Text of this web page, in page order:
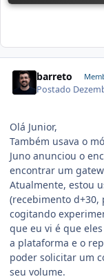
barreto
Postado
Olá Junior,
Também usava o
Juno anunciou o
encontrar um
Atualmente, estou
(recebimento d+30,
cogitando
que eu vi é que
a plataforma e o
poder solicitar um
seu volume.